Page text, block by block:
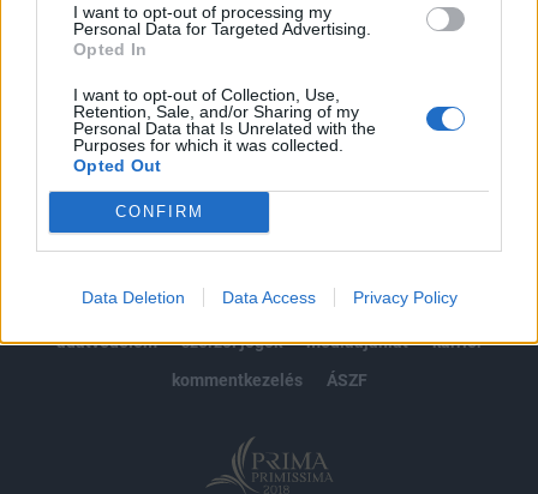
I want to opt-out of processing my
Personal Data for Targeted Advertising.
Opted In
I want to opt-out of Collection, Use,
Retention, Sale, and/or Sharing of my
Personal Data that Is Unrelated with the
Purposes for which it was collected.
Opted Out
CONFIRM
Data Deletion Data Access Privacy Policy
impresszum
jogi nyilatkozat
süti beállítások
adatvédelem
szerzői jogok médiaajánlat
karrier
kommentkezelés
ÁSZF